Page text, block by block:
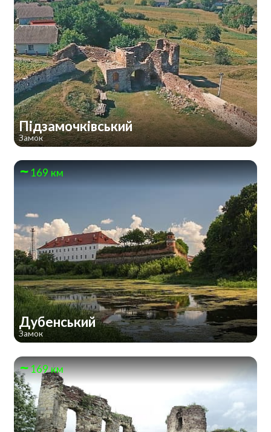
Підзамочківський
Замок
169 км
Дубенський
Замок
169 км